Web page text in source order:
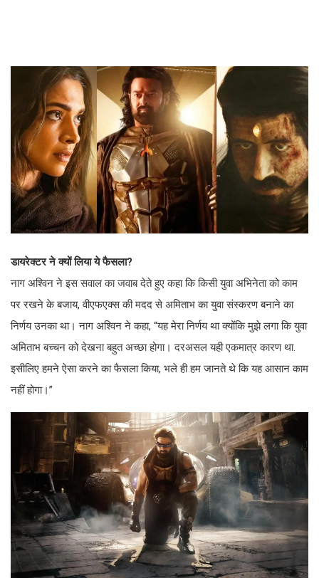
डायरेक्टर ने क्यों लिया ये फैसला?
नाग अश्विन ने इस सवाल का जवाब देते हुए कहा कि किसी युवा अभिनेता को काम
पर रखने के बजाय, वीएफएक्स की मदद से अमिताभ का युवा संस्करण बनाने का
निर्णय उनका था। नाग अश्विन ने कहा, “यह मेरा निर्णय था क्योंकि मुझे लगा कि युवा
अमिताभ बच्चन को देखना बहुत अच्छा होगा। दरअसल यही एकमात्र कारण था.
इसीलिए हमने ऐसा करने का फैसला किया, भले ही हम जानते थे कि यह आसान काम
नहीं होगा।”